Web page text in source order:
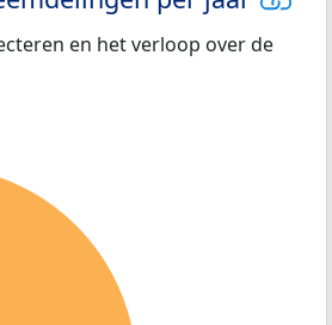
en het verloop over de